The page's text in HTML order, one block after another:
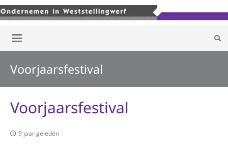
Voorjaarsfestival
Voorjaarsfestival
9 jaar geleden